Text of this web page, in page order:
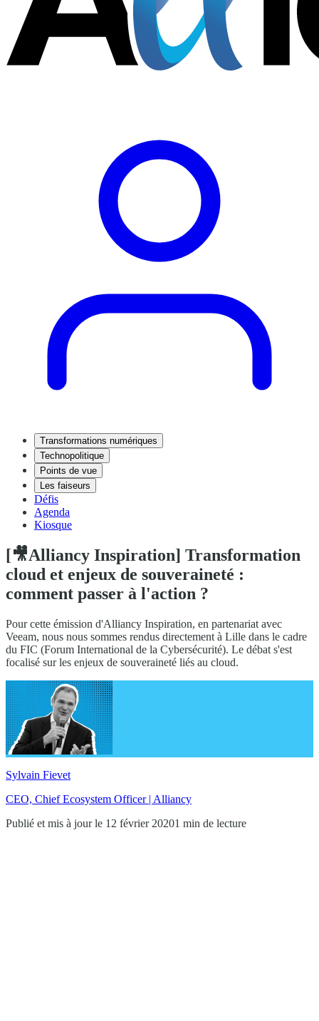
Transformations numériques
Technopolitique
Points de vue
Les faiseurs
Défis
Agenda
Kiosque
[🎥Alliancy Inspiration] Transformation
cloud et enjeux de souveraineté :
comment passer à l'action ?
Pour cette émission d'Alliancy Inspiration, en partenariat avec
Veeam, nous nous sommes rendus directement à Lille dans le cadre
du FIC (Forum International de la Cybersécurité). Le débat s'est
focalisé sur les enjeux de souveraineté liés au cloud.
Sylvain Fievet
CEO, Chief Ecosystem Officer | Alliancy
Publié et mis à jour le 12 février 20201 min de lecture